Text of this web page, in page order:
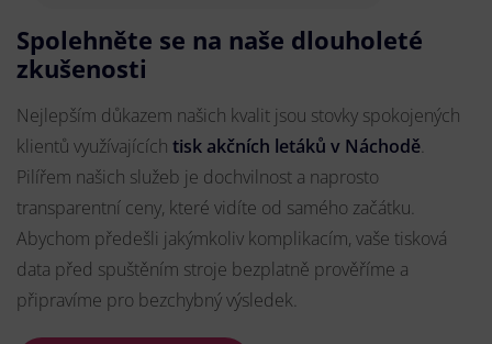
Spolehněte se na naše dlouholeté
zkušenosti
Nejlepším důkazem našich kvalit jsou stovky spokojených
klientů využívajících tisk akčních letáků v Náchodě.
Pilířem našich služeb je dochvilnost a naprosto
transparentní ceny, které vidíte od samého začátku.
Abychom předešli jakýmkoliv komplikacím, vaše tisková
data před spuštěním stroje bezplatně prověříme a
připravíme pro bezchybný výsledek.